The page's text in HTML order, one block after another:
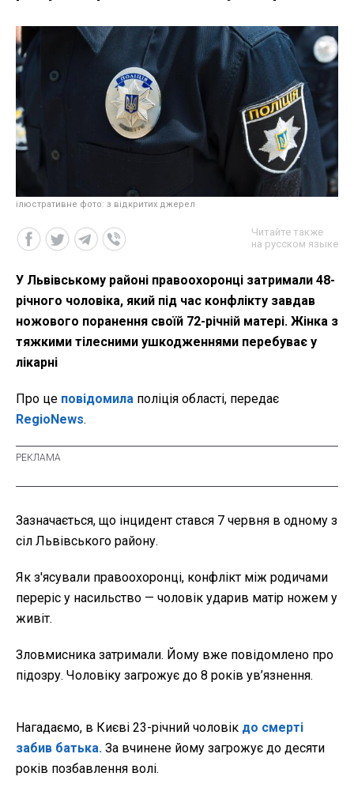
ілюстративне фото: з відкритих джерел
Читайте также
на русском языке
У Львівському районі правоохоронці затримали 48-
річного чоловіка, який під час конфлікту завдав
ножового поранення своїй 72-річній матері. Жінка з
тяжкими тілесними ушкодженнями перебуває у
лікарні
Про це повідомила поліція області, передає
RegioNews.
Зазначається, що інцидент стався 7 червня в одному з
сіл Львівського району.
Як з'ясували правоохоронці, конфлікт між родичами
переріс у насильство — чоловік ударив матір ножем у
живіт.
Зловмисника затримали. Йому вже повідомлено про
підозру. Чоловіку загрожує до 8 років ув’язнення.
Нагадаємо, в Києві 23-річний чоловік до смерті
забив батька. За вчинене йому загрожує до десяти
років позбавлення волі.